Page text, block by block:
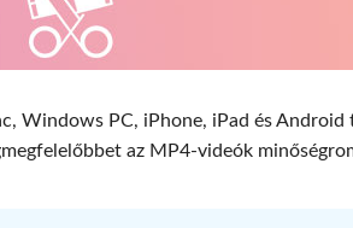
Windows PC, iPhone, iPad és Android
az MP4-videók